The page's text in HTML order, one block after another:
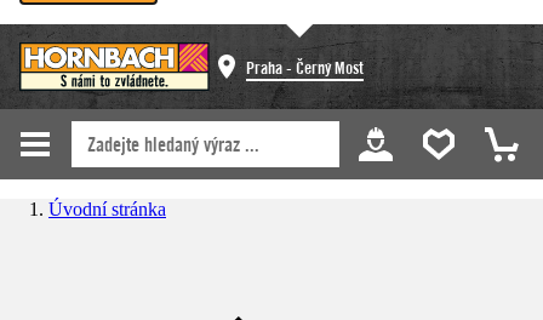
Praha - Černý Most
Úvodní stránka